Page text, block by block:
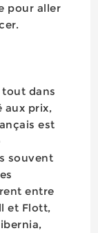
pour aller
tout dans
aux prix,
est
souvent
entre
et Flott,